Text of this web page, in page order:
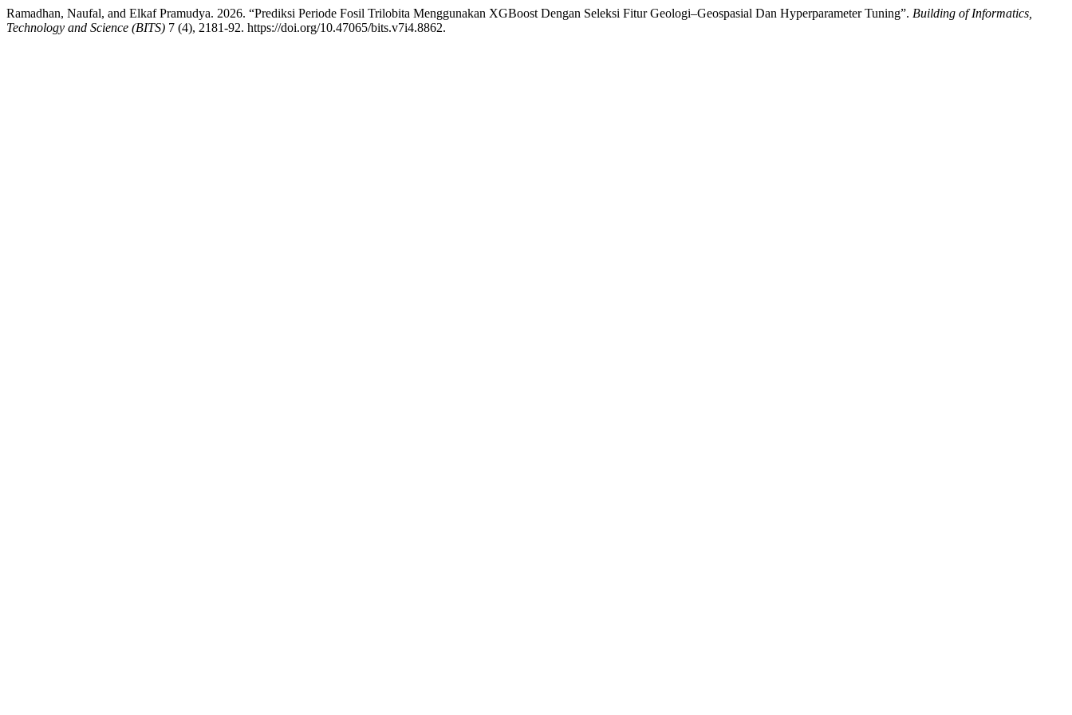
Ramadhan, Naufal, and Elkaf Pramudya. 2026. “Prediksi Periode Fosil Trilobita Menggunakan XGBoost Dengan Seleksi Fitur Geologi–Geospasial Dan Hyperparameter Tuning”. Building of Informatics,
Technology and Science (BITS) 7 (4), 2181-92. https://doi.org/10.47065/bits.v7i4.8862.